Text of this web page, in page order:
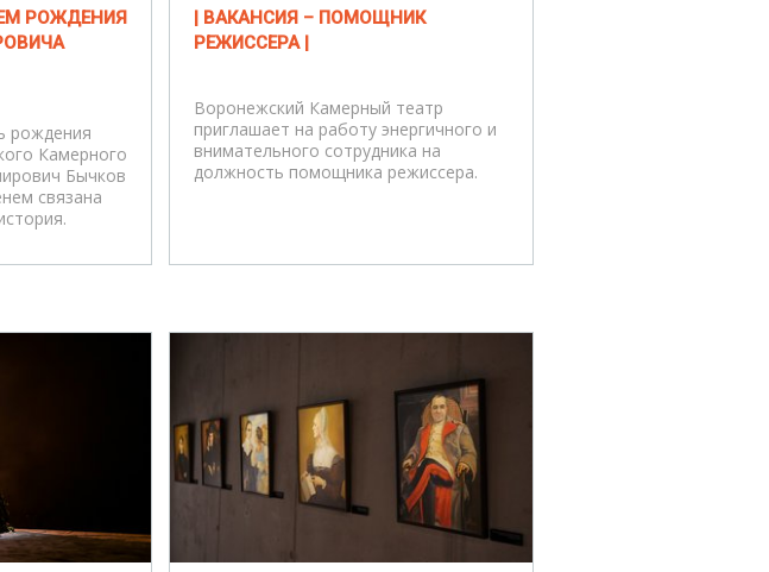
РОЖДЕНИЯ
рождения
Камерного
Бычков
связана
| ВАКАНСИЯ – ПОМОЩНИК
РЕЖИССЕРА |
Воронежский Камерный театр
приглашает на работу энергичного и
внимательного сотрудника на
должность помощника режиссера.